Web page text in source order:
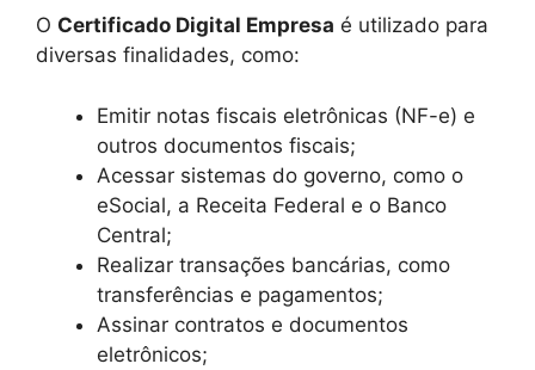
O Certificado Digital Empresa é utilizado para
diversas finalidades, como:
Emitir notas fiscais eletrônicas (NF-e) e
outros documentos fiscais;
Acessar sistemas do governo, como o
eSocial, a Receita Federal e o Banco
Central;
Realizar transações bancárias, como
transferências e pagamentos;
Assinar contratos e documentos
eletrônicos;